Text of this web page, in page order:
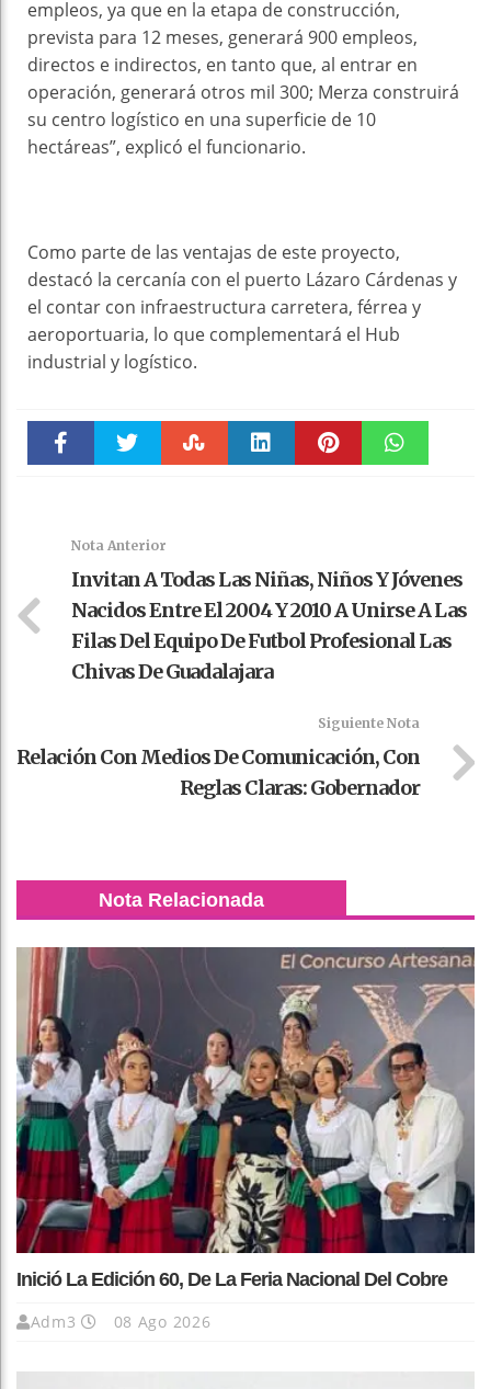
empleos, ya que en la etapa de construcción,
prevista para 12 meses, generará 900 empleos,
directos e indirectos, en tanto que, al entrar en
operación, generará otros mil 300; Merza construirá
su centro logístico en una superficie de 10
hectáreas”, explicó el funcionario.
Como parte de las ventajas de este proyecto,
destacó la cercanía con el puerto Lázaro Cárdenas y
el contar con infraestructura carretera, férrea y
aeroportuaria, lo que complementará el Hub
industrial y logístico.
Nota Anterior
Invitan A Todas Las Niñas, Niños Y Jóvenes
Nacidos Entre El 2004 Y 2010 A Unirse A Las
Filas Del Equipo De Futbol Profesional Las
Chivas De Guadalajara
Siguiente Nota
Relación Con Medios De Comunicación, Con
Reglas Claras: Gobernador
Nota Relacionada
Inició La Edición 60, De La Feria Nacional Del Cobre
Adm3 08 Ago 2026